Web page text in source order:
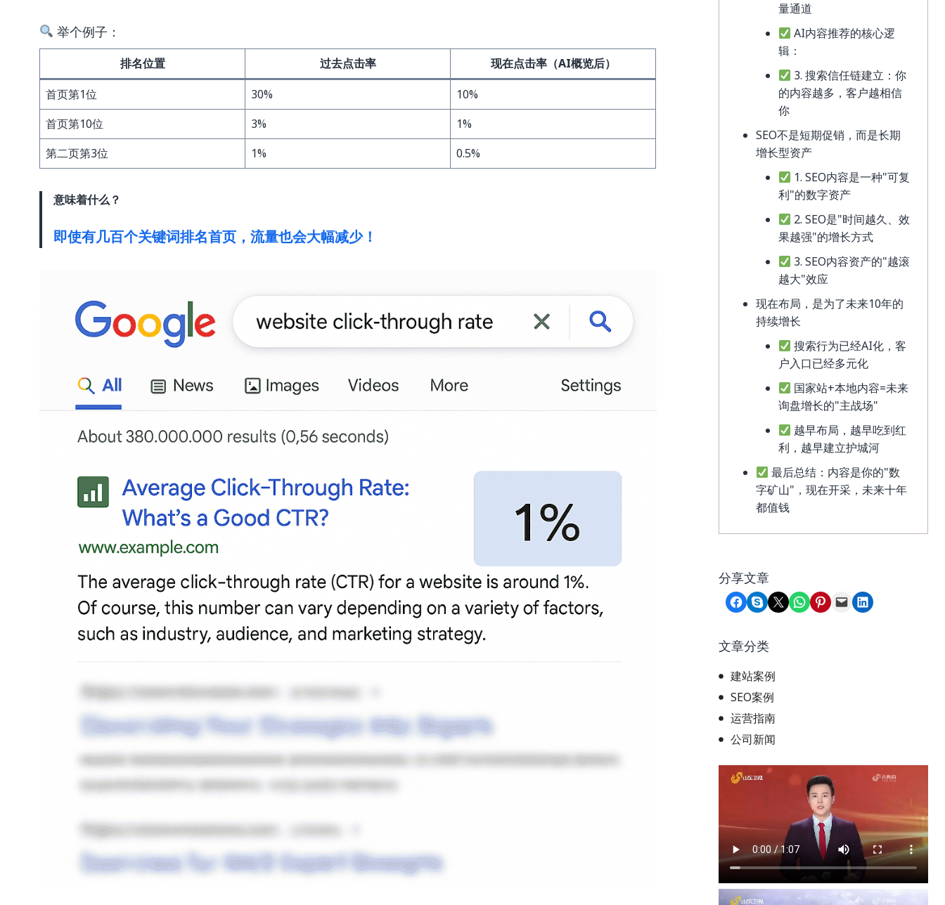
举个例子：
排名位置
过去点击率
现在点击率（AI概览后）
首页第1位
30%
10%
首页第10位
3%
1%
第二页第3位
1% 0.5%
意味着什么？
即使有几百个关键词排名首页，流量也会大幅减少！
量通道
AI内容推荐的核心逻
辑：
3. 搜索信任链建立：你
的内容越多，客户越相信
你
SEO不是短期促销，而是长期
增长型资产
1. SEO内容是一种"可复
利"的数字资产
2. SEO是"时间越久、效
果越强"的增长方式
3. SEO内容资产的"越滚
越大"效应
现在布局，是为了未来10年的
持续增长
搜索行为已经AI化，客
户入口已经多元化
国家站+本地内容=未来
询盘增长的"主战场"
越早布局，越早吃到红
利，越早建立护城河
最后总结：内容是你的"数
字矿山"，现在开采，未来十年
都值钱
分享文章
Share on Facebook
Share on Skype
Share on X Share on WhatsApp
Share on Pinterest
Email this PageShare on LinkedIn
文章分类
建站案例
SEO案例
运营指南
公司新闻